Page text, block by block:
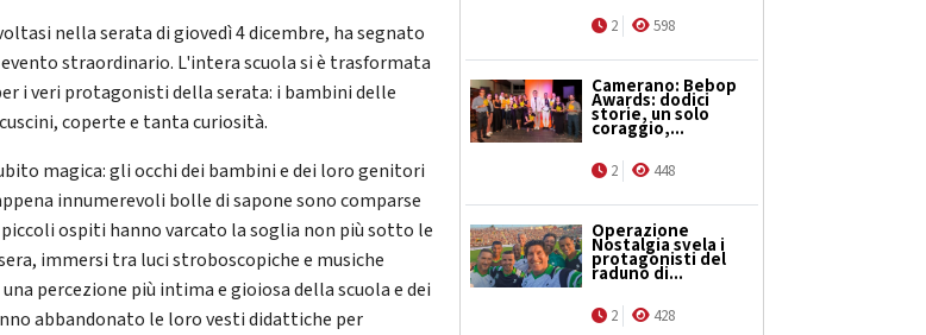
nella serata di giovedì 4 dicembre, ha segnato
straordinario. L'intera scuola si è trasformata
i veri protagonisti della serata: i bambini delle
coperte e tanta curiosità.
magica: gli occhi dei bambini e dei loro genitori
innumerevoli bolle di sapone sono comparse
ospiti hanno varcato la soglia non più sotto le
immersi tra luci stroboscopiche e musiche
percezione più intima e gioiosa della scuola e dei
abbandonato le loro vesti didattiche per
2 598
Camerano: Bebop
Awards: dodici
storie, un solo
coraggio,...
2 448
Operazione
Nostalgia svela i
protagonisti del
raduno di...
2 428